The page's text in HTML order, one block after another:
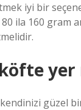
iyi bir
ila 160 gram
yer
güzel